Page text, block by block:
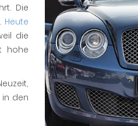
Die
Heute
die
hohe
den